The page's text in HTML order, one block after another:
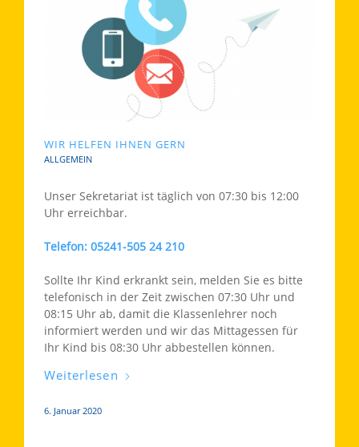
WIR HELFEN IHNEN GERN
ALLGEMEIN
Unser Sekretariat ist täglich von 07:30 bis 12:00
Uhr erreichbar.
Telefon: 05241-505 24 210
Sollte Ihr Kind erkrankt sein, melden Sie es bitte
telefonisch in der Zeit zwischen 07:30 Uhr und
08:15 Uhr ab, damit die Klassenlehrer noch
informiert werden und wir das Mittagessen für
Ihr Kind bis 08:30 Uhr abbestellen können.
Weiterlesen
6. Januar 2020